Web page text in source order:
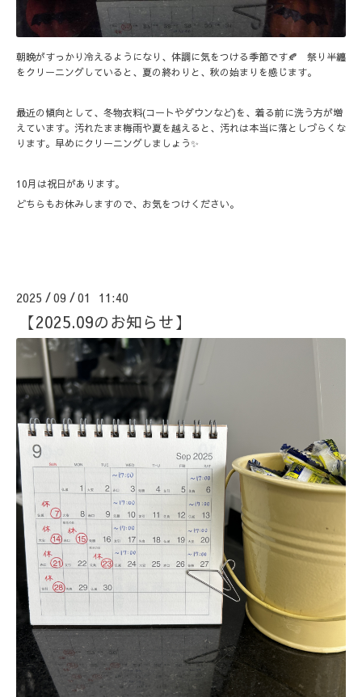
朝晩がすっかり冷えるようになり、体調に気をつける季節です🍂 祭り半纏
をクリーニングしていると、夏の終わりと、秋の始まりを感じます。
最近の傾向として、冬物衣料(コートやダウンなど)を、着る前に洗う方が増
えています。汚れたまま梅雨や夏を越えると、汚れは本当に落としづらくな
ります。早めにクリーニングしましょう✨
10月は祝日があります。
どちらもお休みしますので、お気をつけください。
2025 /09 /01 11:40
【2025.09のお知らせ】